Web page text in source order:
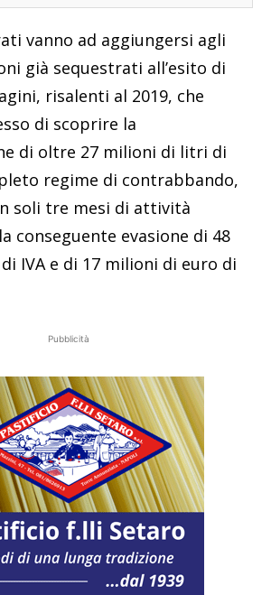
vanno ad aggiungersi agli
già sequestrati all’esito di
risalenti al 2019, che
di scoprire la
di oltre 27 milioni di litri di
regime di contrabbando,
soli tre mesi di attività
conseguente evasione di 48
IVA e di 17 milioni di euro di
Pubblicità